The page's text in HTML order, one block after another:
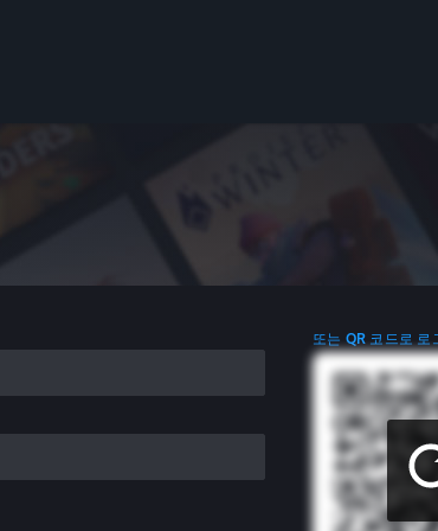
또는 QR 코드로 로